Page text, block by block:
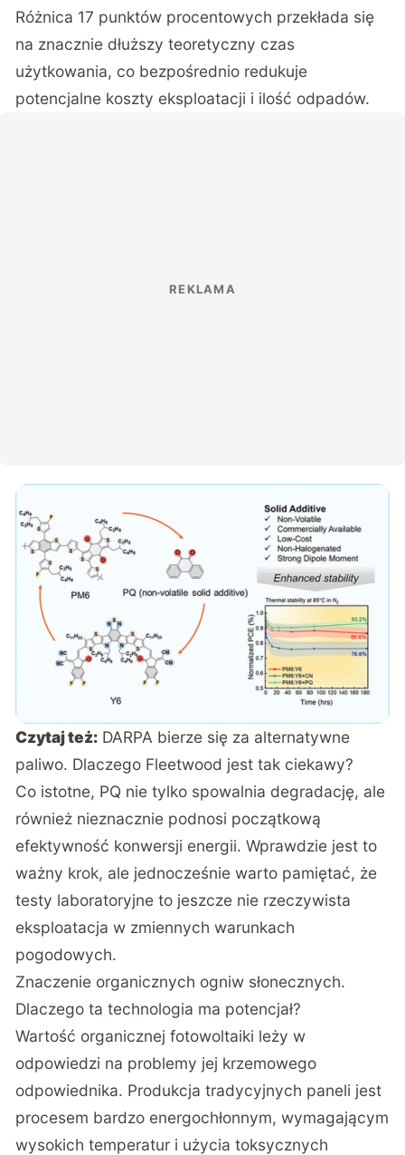
Różnica 17 punktów procentowych przekłada się
na znacznie dłuższy teoretyczny czas
użytkowania, co bezpośrednio redukuje
potencjalne koszty eksploatacji i ilość odpadów.
Czytaj też: DARPA bierze się za alternatywne
paliwo. Dlaczego Fleetwood jest tak ciekawy?
Co istotne, PQ nie tylko spowalnia degradację, ale
również nieznacznie podnosi początkową
efektywność konwersji energii. Wprawdzie jest to
ważny krok, ale jednocześnie warto pamiętać, że
testy laboratoryjne to jeszcze nie rzeczywista
eksploatacja w zmiennych warunkach
pogodowych.
Znaczenie organicznych ogniw słonecznych.
Dlaczego ta technologia ma potencjał?
Wartość organicznej fotowoltaiki leży w
odpowiedzi na problemy jej krzemowego
odpowiednika. Produkcja tradycyjnych paneli jest
procesem bardzo energochłonnym, wymagającym
wysokich temperatur i użycia toksycznych